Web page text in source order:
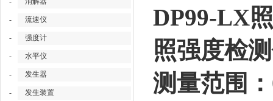
- 流速仪
- 强度计
- 水平仪
- 发生器
- 发生装置
DP99-LX
照强度检
测量范围